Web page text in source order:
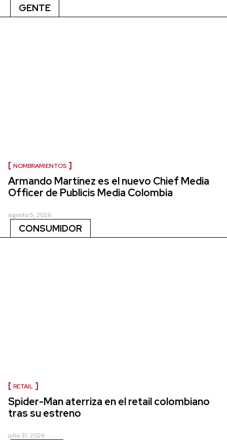
GENTE
NOMBRAMIENTOS
Armando Martínez es el nuevo Chief Media
Officer de Publicis Media Colombia
agosto 5, 2026
CONSUMIDOR
RETAIL
Spider-Man aterriza en el retail colombiano
tras su estreno
julio 31, 2026